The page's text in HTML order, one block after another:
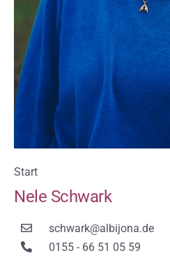
Sie befinden sich hier:
Start
Nele Schwark
schwark@albijona.de
0155 - 66 51 05 59